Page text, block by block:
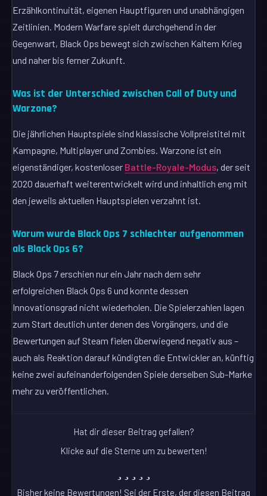
Erzählkontinuität, eigenen Hauptfiguren und unabhängigen
Zeitlinien. Modern Warfare spielt durchgehend in der
Gegenwart, Black Ops bewegt sich zwischen Kaltem Krieg
und naher bis ferner Zukunft.
Was ist der Unterschied zwischen Call of Duty und
Warzone?
Die jährlichen Hauptspiele sind klassische Vollpreistitel mit
Kampagne, Multiplayer und Zombies. Warzone ist ein
eigenständiger, kostenloser Battle-Royale-Modus, der seit
2020 dauerhaft weiterentwickelt wird und inhaltlich eng mit
den jeweils aktuellen Hauptspielen verzahnt ist.
Warum wurde Black Ops 7 schlechter aufgenommen
als Black Ops 6?
Black Ops 7 erschien nur ein Jahr nach dem sehr
erfolgreichen Black Ops 6 und konnte dessen
Innovationsgrad nicht wiederholen. Die Spielerzahlen lagen
zum Start deutlich unter denen des Vorgängers, und die
Bewertungen auf Steam fielen überwiegend negativ aus –
auch als Reaktion darauf kündigten die Entwickler an, künftig
keine zwei aufeinanderfolgenden Spiele derselben Sub-Marke
mehr zu veröffentlichen.
Hat dir dieser Beitrag gefallen?
Klicke auf die Sterne um zu bewerten!
Bisher keine Bewertungen! Sei der Erste, der diesen Beitrag